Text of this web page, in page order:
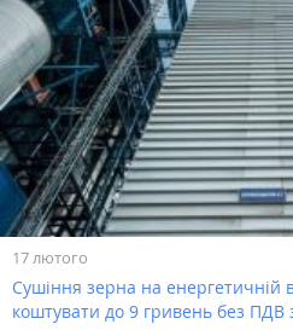
17 лютого
Cушіння зерна на енергетичній
коштувати до 9 гривень без ПДВ